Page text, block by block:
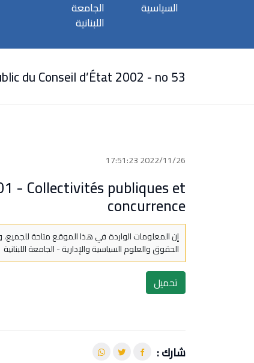
السياسية الجامعة
اللبنانية
du Conseil d’État 2002 - no 53
2022/11/26 17:51:23
- Collectivités publiques et
concurrence
إن المعلومات الواردة في هذا الموقع متاحة
الحقوق والعلوم السياسية والإدارية - الجامعة اللبنانية
تحميل
شارك :